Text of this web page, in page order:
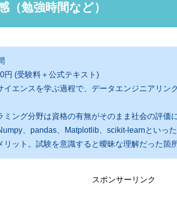
（勉強時間など）
円 (受験料＋公式テキスト)
イエンスを学ぶ過程で、データエンジニアリン
ミング分野は資格の有無がそのまま社会の評価
、pandas、Matplotlib、scikit-learnといっ
リット。試験を意識すると曖昧な理解だった箇
スポンサーリンク